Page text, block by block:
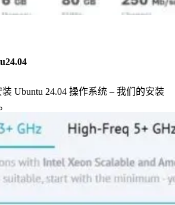
Ubuntu 24.04 操作系统 – 我们的安装